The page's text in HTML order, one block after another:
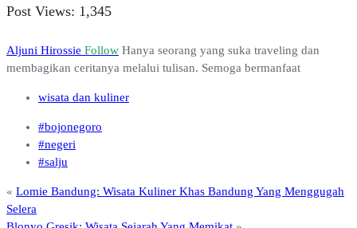
Post Views: 1,345
Aljuni Hirossie Follow Hanya seorang yang suka traveling dan
membagikan ceritanya melalui tulisan. Semoga bermanfaat
wisata dan kuliner
#bojonegoro
#negeri
#salju
« Lomie Bandung: Wisata Kuliner Khas Bandung Yang Menggugah
Selera